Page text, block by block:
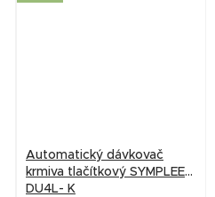
Automatický dávkovač
krmiva tlačítkový SYMPLEE
DU4L- K